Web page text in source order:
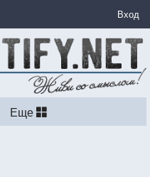
Вход
Еще